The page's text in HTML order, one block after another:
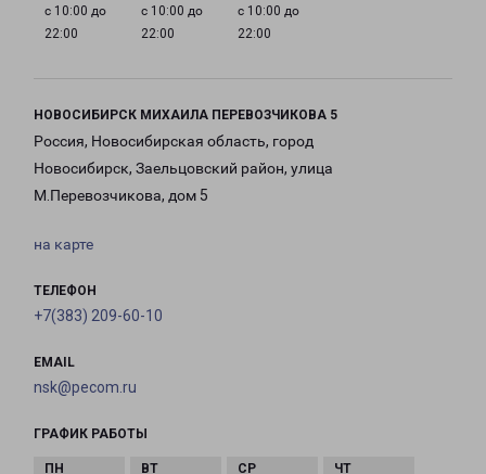
с 10:00 до
22:00
с 10:00 до
22:00
с 10:00 до
22:00
НОВОСИБИРСК МИХАИЛА ПЕРЕВОЗЧИКОВА 5
Россия, Новосибирская область, город
Новосибирск, Заельцовский район, улица
М.Перевозчикова, дом 5
на карте
ТЕЛЕФОН
+7(383) 209-60-10
EMAIL
nsk@pecom.ru
ГРАФИК РАБОТЫ